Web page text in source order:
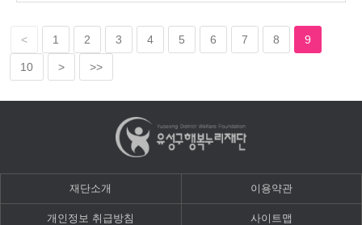
< 1 2 3 4 5 6 7 8 9
10 > >>
재단소개 이용약관
개인정보 취급방침 사이트맵